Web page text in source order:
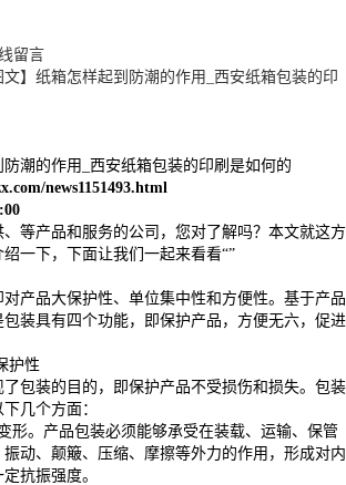
留言
文】纸箱怎样起到防潮的作用_西安纸箱包装的印
防潮的作用_西安纸箱包装的印刷是如何的
news1151493.html
等产品和服务的公司，您对了解吗？本文就这方
一下，下面让我们一起来看看“”
产品大保护性、单位集中性和方便性。基于产品
装具有四个功能，即保护产品，方便无六，促进
护性
包装的目的，即保护产品不受损伤和损失。包装
几个方面：
形。产品包装必须能够承受在装载、运输、保管
动、颠簸、压缩、摩擦等外力的作用，形成对内
抗振强度。